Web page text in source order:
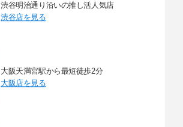
渋谷明治通り沿いの推し活人気店
渋谷店を見る
大阪天満宮駅から最短徒歩2分
大阪店を見る